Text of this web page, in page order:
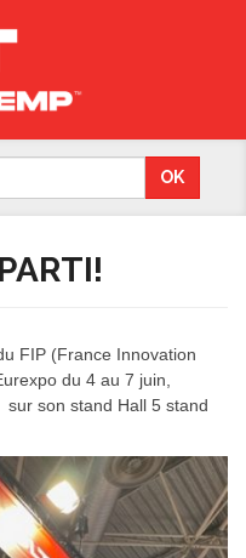
OK
FIP (France Innovation
du 4 au 7 juin,
sur son stand Hall 5 stand